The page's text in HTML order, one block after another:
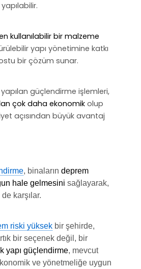
kullanılabilir bir malzeme
yapı yönetimine katkı
bir çözüm sunar.
güçlendirme işlemleri,
çok daha ekonomikolup
açısından büyük avantaj
, binaların deprem
hale gelmesini sağlayarak,
karşılar.
riski yüksekbir şehirde,
bir seçenek değil, bir
yapı güçlendirme, mevcut
ekonomik ve yönetmeliğe uygun